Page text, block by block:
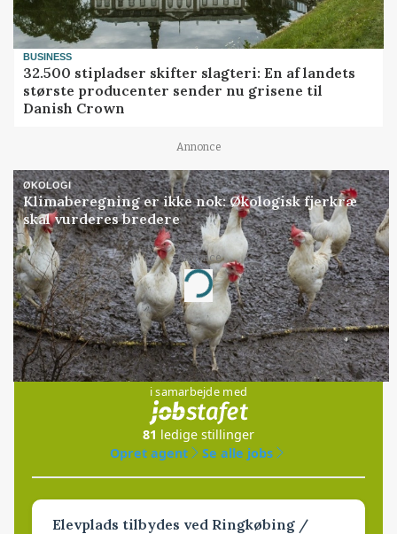
BUSINESS
32.500 stipladser skifter slagteri: En af landets
største producenter sender nu grisene til
Danish Crown
Annonce
ØKOLOGI
Klimaberegning er ikke nok: Økologisk fjerkræ
skal vurderes bredere
Annonce
Loading...
Jobs
i samarbejde med
81 ledige stillinger
Opret agent
Se alle jobs
Elevplads tilbydes ved Ringkøbing /